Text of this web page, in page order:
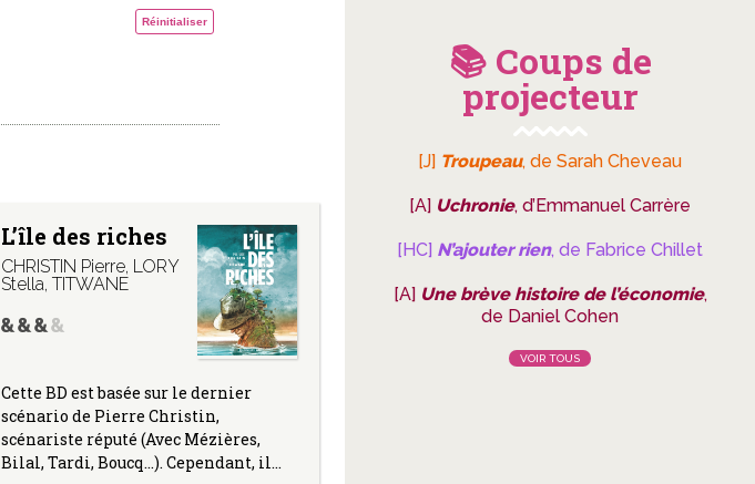
Réinitialiser
L’île des riches
CHRISTIN Pierre, LORY
Stella, TITWANE
Cette BD est basée sur le dernier
scénario de Pierre Christin,
scénariste réputé (Avec Mézières,
Bilal, Tardi, Boucq…). Cependant, il…
📚 Coups de
projecteur
[J] Troupeau, de Sarah Cheveau
[A] Uchronie, d’Emmanuel Carrère
[HC] N’ajouter rien, de Fabrice Chillet
[A] Une brève histoire de l’économie,
de Daniel Cohen
VOIR TOUS